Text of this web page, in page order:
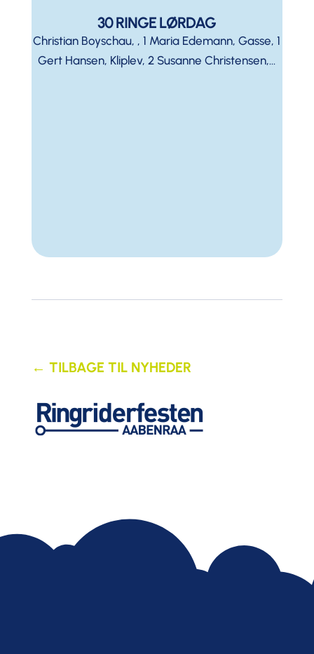
30 RINGE LØRDAG
Christian Boyschau, , 1 Maria Edemann, Gasse, 1
Gert Hansen, Kliplev, 2 Susanne Christensen,...
← TILBAGE TIL NYHEDER